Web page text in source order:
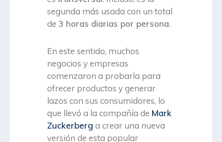
segunda más usada con un total
de 3 horas diarias por persona.
En este sentido, muchos
negocios y empresas
comenzaron a probarla para
ofrecer productos y generar
lazos con sus consumidores, lo
que llevó a la compañía de Mark
Zuckerberg a crear una nueva
versión de esta popular